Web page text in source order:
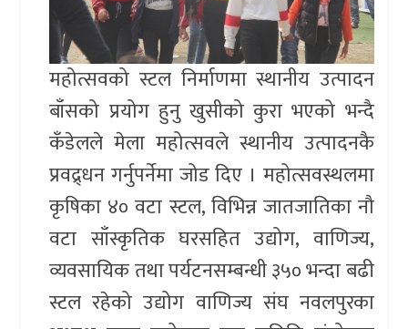
महोत्सवको स्टल निर्माणमा स्थानीय उत्पादन
बाँसको प्रयोग हुनु खुसीको कुरा भएको भन्दै
कँडेलले मेला महोत्सवले स्थानीय उत्पादनकै
प्रवद्र्धन गर्नुपर्नेमा जोड दिए । महोत्सवस्थलमा
कृषिका ४० वटा स्टल, विभिन्न जातजातिका नौ
वटा साँस्कृतिक घरसहित उद्योग, वाणिज्य,
व्यवसायिक तथा पर्यटनसम्बन्धी ३५० भन्दा बढी
स्टल रहेको उद्योग वाणिज्य संघ नवलपुरका